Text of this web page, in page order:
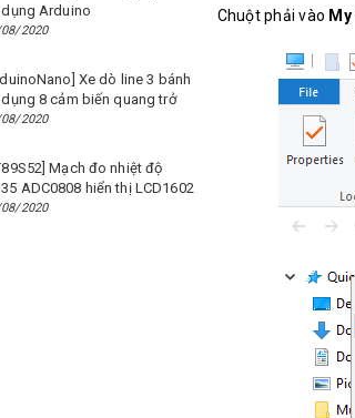
Chuột phải vào
Arduino
2020
Xe dò line 3 bánh
8 cảm biến quang trở
2020
Mạch đo nhiệt độ
ADC0808 hiển thị LCD1602
2020